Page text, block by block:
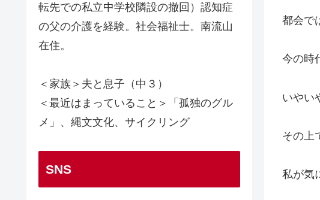
都会で
今の時
いやい
その上
私が気
転先での私立中学校隣設の撤回）認知症
の父の介護を経験。社会福祉士。南流山
在住。
＜家族＞夫と息子（中３）
＜最近はまっていること＞「孤独のグル
メ」、縄文文化、サイクリング
SNS